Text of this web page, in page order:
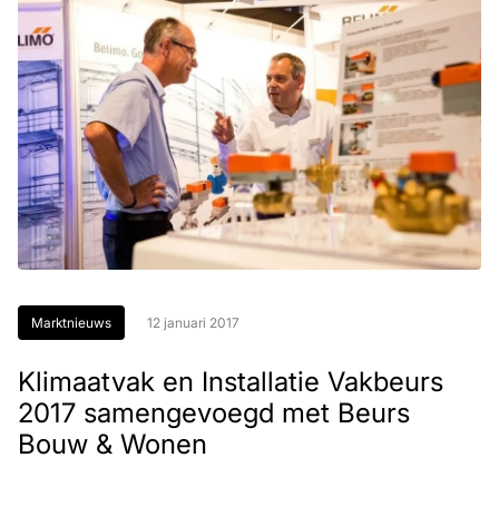
Marktnieuws 12 januari 2017
Klimaatvak en Installatie Vakbeurs
2017 samengevoegd met Beurs
Bouw & Wonen